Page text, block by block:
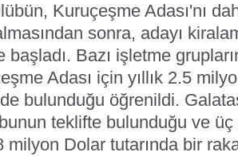
Kuruçeşme Adası'nı
sonra, adayı
başladı. Bazı işletme
Adası için yıllık 2.5
bulunduğu öğrenildi.
teklifte bulunduğu ve üç
milyon Dolar tutarında bir